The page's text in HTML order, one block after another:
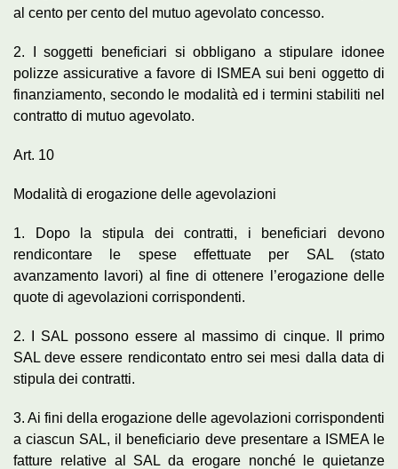
al cento per cento del mutuo agevolato concesso.
2. I soggetti beneficiari si obbligano a stipulare idonee
polizze assicurative a favore di ISMEA sui beni oggetto di
finanziamento, secondo le modalità ed i termini stabiliti nel
contratto di mutuo agevolato.
Art. 10
Modalità di erogazione delle agevolazioni
1. Dopo la stipula dei contratti, i beneficiari devono
rendicontare le spese effettuate per SAL (stato
avanzamento lavori) al fine di ottenere l’erogazione delle
quote di agevolazioni corrispondenti.
2. I SAL possono essere al massimo di cinque. Il primo
SAL deve essere rendicontato entro sei mesi dalla data di
stipula dei contratti.
3. Ai fini della erogazione delle agevolazioni corrispondenti
a ciascun SAL, il beneficiario deve presentare a ISMEA le
fatture relative al SAL da erogare nonché le quietanze